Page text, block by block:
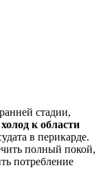
стадии,
к области
в перикарде.
полный покой,
потребление